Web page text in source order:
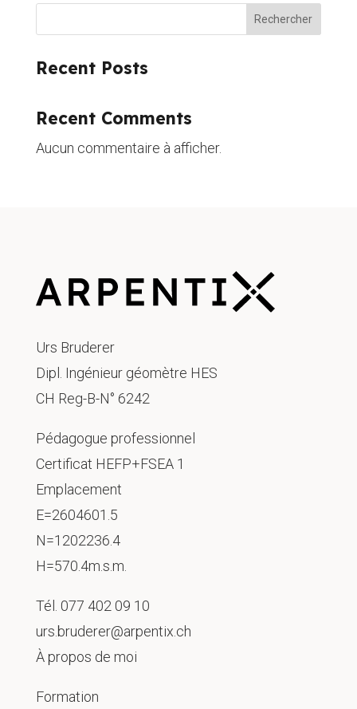
Rechercher
Recent Posts
Recent Comments
Aucun commentaire à afficher.
Urs Bruderer
Dipl. Ingénieur géomètre HES
CH Reg-B-N° 6242
Pédagogue professionnel
Certificat HEFP+FSEA 1
Emplacement
E=2604601.5
N=1202236.4
H=570.4m.s.m.
Tél. 077 402 09 10
urs.bruderer@arpentix.ch
À propos de moi
Formation